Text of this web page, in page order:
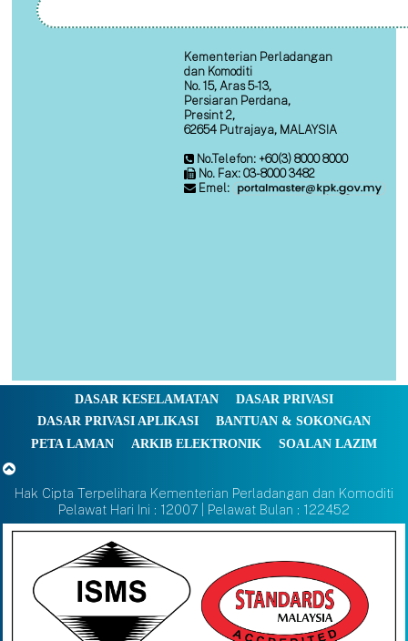
Kementerian Perladangan
dan Komoditi
No. 15, Aras 5-13,
Persiaran Perdana,
Presint 2,
62654 Putrajaya, MALAYSIA
No.Telefon: +60(3) 8000 8000
No. Fax: 03-8000 3482
Emel:
DASAR KESELAMATAN
DASAR PRIVASI
DASAR PRIVASI APLIKASI
BANTUAN & SOKONGAN
PETA LAMAN
ARKIB ELEKTRONIK SOALAN LAZIM
Hak Cipta Terpelihara Kementerian Perladangan dan Komoditi
Pelawat Hari Ini : 12007 | Pelawat Bulan : 122452